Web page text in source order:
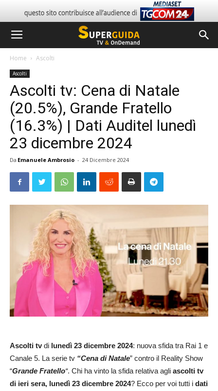
Home Ascolti
Ascolti
Ascolti tv: Cena di Natale
(20.5%), Grande Fratello
(16.3%) | Dati Auditel lunedì
23 dicembre 2024
Da Emanuele Ambrosio - 24 Dicembre 2024
Ascolti tvdi lunedì 23 dicembre 2024: nuova sfida tra Rai 1 e
Canale 5. La serie tv “Cena di Natale” contro il Reality Show
“Grande Fratello“. Chi ha vinto la sfida relativa agli ascolti tv
di ieri sera, lunedì 23 dicembre 2024? Ecco per voi tutti i dati